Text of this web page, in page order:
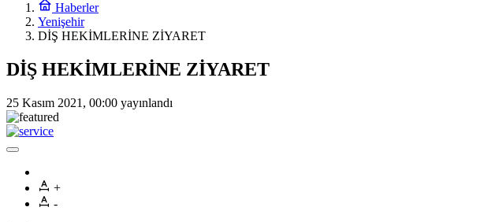
Haberler
Yenişehir
DİŞ HEKİMLERİNE ZİYARET
DİŞ HEKİMLERİNE ZİYARET
25 Kasım 2021, 00:00 yayınlandı
+
-